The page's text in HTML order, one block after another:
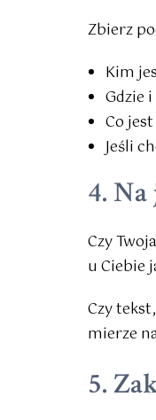
Zbierz
Kim
Gdzie
Co
Jeśli
4.
Czy
u Ciebie
Czy
mierze
5.